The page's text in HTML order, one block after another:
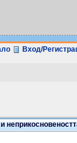
Вход/